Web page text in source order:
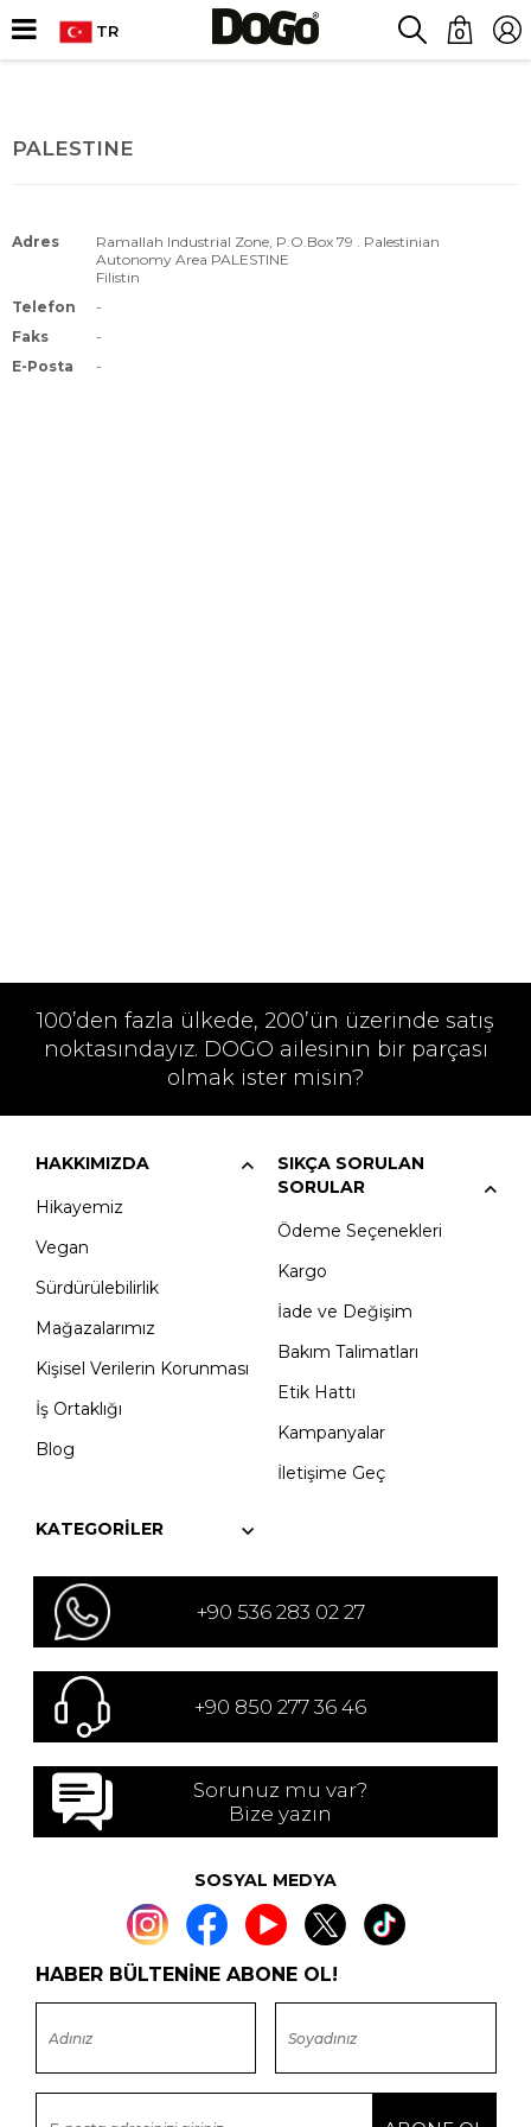
TR 0
PALESTINE
Adres
Ramallah Industrial Zone, P.O.Box 79 . Palestinian
Autonomy Area PALESTINE
Filistin
Telefon
-
Faks
-
E-Posta
-
100’den fazla ülkede, 200’ün üzerinde satış
noktasındayız. DOGO ailesinin bir parçası
olmak ister misin?
HAKKIMIZDA
Hikayemiz
Vegan
Sürdürülebilirlik
Mağazalarımız
Kişisel Verilerin Korunması
İş Ortaklığı
Blog
SIKÇA SORULAN
SORULAR
Ödeme Seçenekleri
Kargo
İade ve Değişim
Bakım Talimatları
Etik Hattı
Kampanyalar
İletişime Geç
KATEGORILER
+90 536 283 02 27
+90 850 277 36 46
Sorunuz mu var?
Bize yazın
SOSYAL MEDYA
HABER BÜLTENİNE ABONE OL!